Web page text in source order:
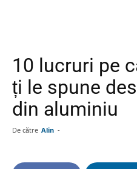
​10 lucruri pe
ți le spune
din aluminiu
De către Alin -